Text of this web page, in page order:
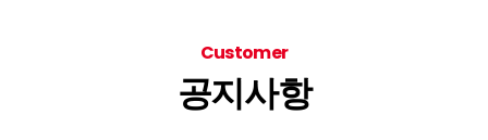
Customer
공지사항